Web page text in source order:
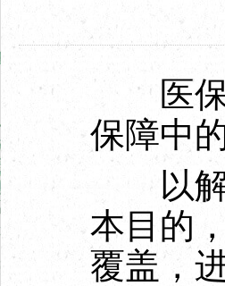
医保
保障中
以解
本目的
覆盖，